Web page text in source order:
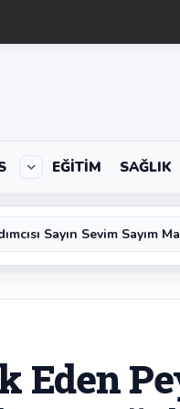
EĞITIM SAĞLIK
Sayın Sevim Sayım
Bayramı Mesajı
Eden